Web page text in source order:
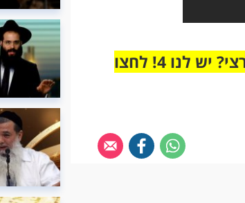
מחוברים רק לקבוצת ווטסאפ אחת מבית מוקד תהילים ארצי? יש לנו 4! לחצו